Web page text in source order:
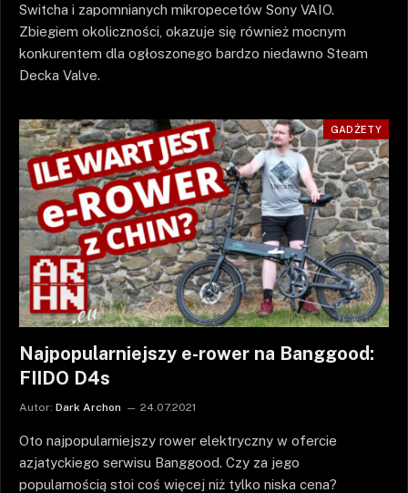
Switcha i zapomnianych mikropecetów Sony VAIO.
Zbiegiem okoliczności, okazuje się również mocnym
konkurentem dla ogłoszonego bardzo niedawno Steam
Decka Valve.
GADŻETY
Najpopularniejszy e-rower na Banggood:
FIIDO D4s
Autor: Dark Archon 24.07.2021
Oto najpopularniejszy rower elektryczny w ofercie
azjatyckiego serwisu Banggood. Czy za jego
popularnością stoi coś więcej niż tylko niska cena?